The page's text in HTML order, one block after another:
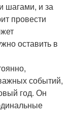
шагами, и за
провести
оставить в
событий,
год. Он